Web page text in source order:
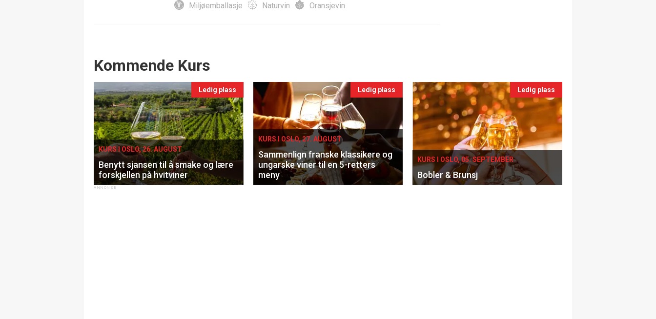
Miljøemballasje Naturvin Oransjevin
Events
Kommende Kurs
Ledig plass
KURS I OSLO, 26. AUGUST
Benytt sjansen til å smake og lære
forskjellen på hvitviner
Ledig plass
KURS I OSLO, 27. AUGUST
Sammenlign franske klassikere og
ungarske viner til en 5-retters
meny
Ledig plass
KURS I OSLO, 05. SEPTEMBER
Bobler & Brunsj